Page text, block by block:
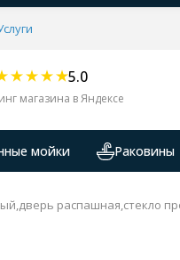
5.0
магазина в Яндексе
мойки Раковины
распашная,стекло